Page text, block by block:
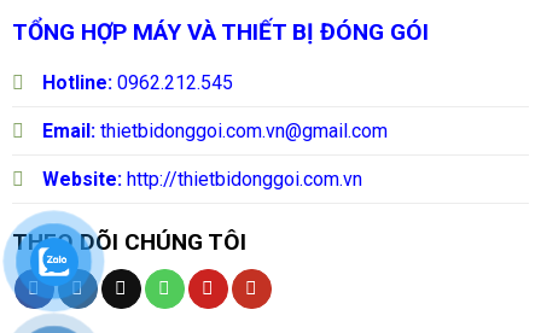
TỔNG HỢP MÁY VÀ THIẾT BỊ ĐÓNG GÓI
Hotline: 0962.212.545
Email: thietbidonggoi.com.vn@gmail.com
Website: http://thietbidonggoi.com.vn
THEO DÕI CHÚNG TÔI